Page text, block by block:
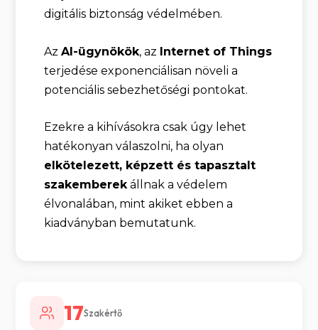
digitális biztonság védelmében.
AzAI-ügynökök, az Internet of Things
terjedése exponenciálisan növeli a
potenciális sebezhetőségi pontokat.
Ezekre a kihívásokra csak úgy lehet
hatékonyan válaszolni, ha olyan
elkötelezett, képzett és tapasztalt
szakemberekállnak a védelem
élvonalában, mint akiket ebben a
kiadványban bemutatunk.
17Szakértő